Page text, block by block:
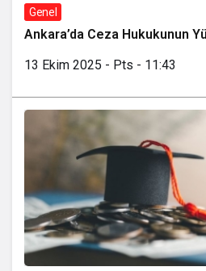
Genel
Ankara’da Ceza Hukukunun
13 Ekim 2025 - Pts - 11:43